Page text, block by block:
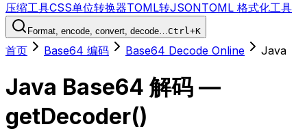
压缩工具CSS单位转换器TOML转JSONTOML 格式化工具
Format, encode, convert, decode…Ctrl+K
首页 Base64 编码 Base64 Decode Online Java
Java Base64 解码 —
getDecoder()